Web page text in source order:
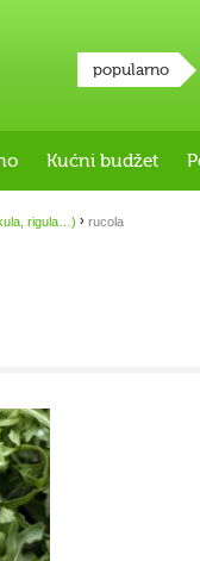
popularno
Kućni budžet
rigula…) › rucola